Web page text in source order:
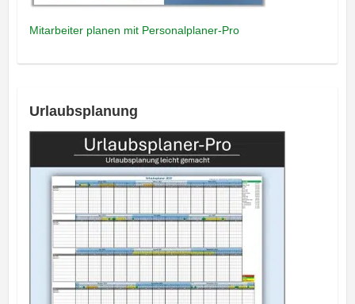
Mitarbeiter planen mit Personalplaner-Pro
Urlaubsplanung